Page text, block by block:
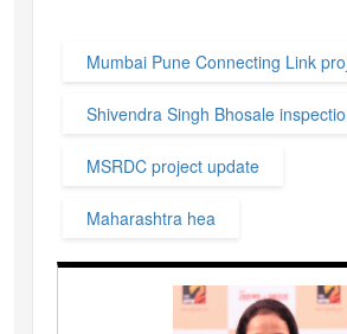
Mumbai Pune Connecting Link
Shivendra Singh Bhosale
MSRDC project update
Maharashtra hea